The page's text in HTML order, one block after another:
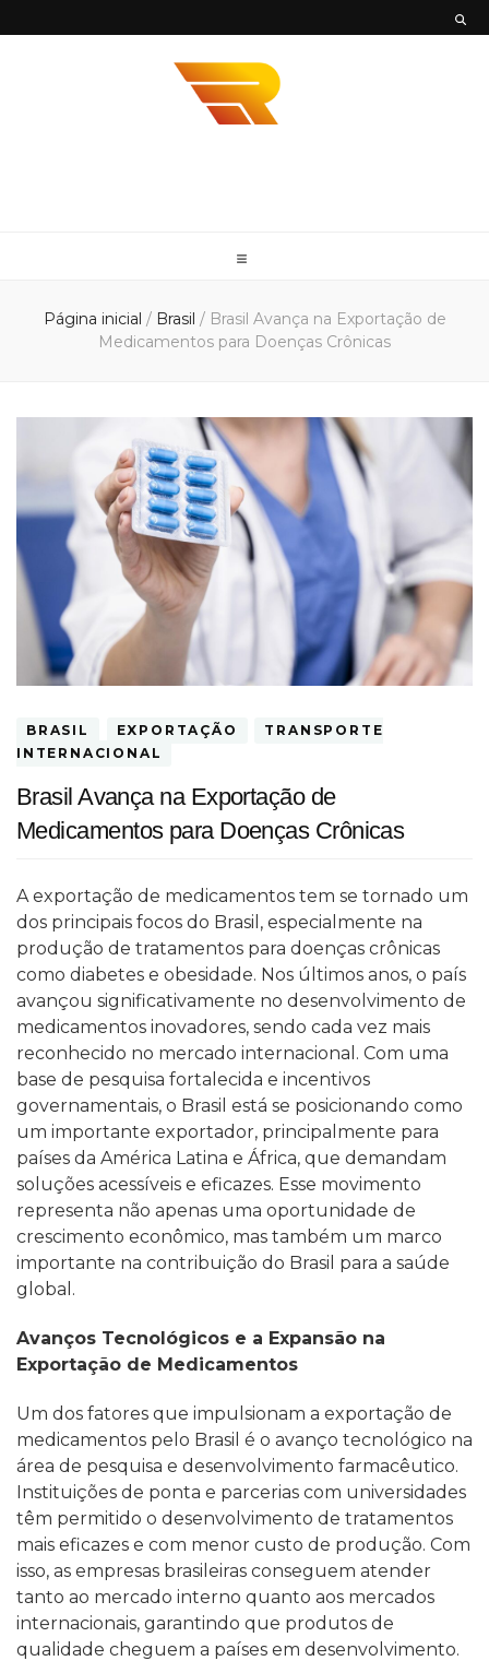
Envios
Rápidos
Página inicial / Brasil / Brasil Avança na Exportação de
Medicamentos para Doenças Crônicas
BRASIL EXPORTAÇÃO
TRANSPORTE
INTERNACIONAL
Brasil Avança na Exportação de
Medicamentos para Doenças Crônicas
A exportação de medicamentos tem se tornado um
dos principais focos do Brasil, especialmente na
produção de tratamentos para doenças crônicas
como diabetes e obesidade. Nos últimos anos, o país
avançou significativamente no desenvolvimento de
medicamentos inovadores, sendo cada vez mais
reconhecido no mercado internacional. Com uma
base de pesquisa fortalecida e incentivos
governamentais, o Brasil está se posicionando como
um importante exportador, principalmente para
países da América Latina e África, que demandam
soluções acessíveis e eficazes. Esse movimento
representa não apenas uma oportunidade de
crescimento econômico, mas também um marco
importante na contribuição do Brasil para a saúde
global.
Avanços Tecnológicos e a Expansão na
Exportação de Medicamentos
Um dos fatores que impulsionam a exportação de
medicamentos pelo Brasil é o avanço tecnológico na
área de pesquisa e desenvolvimento farmacêutico.
Instituições de ponta e parcerias com universidades
têm permitido o desenvolvimento de tratamentos
mais eficazes e com menor custo de produção. Com
isso, as empresas brasileiras conseguem atender
tanto ao mercado interno quanto aos mercados
internacionais, garantindo que produtos de
qualidade cheguem a países em desenvolvimento.